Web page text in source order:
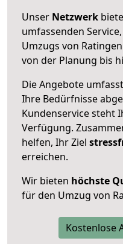
Unser Netzwerk
umfassenden
Umzugs von
von der Planung bis
Die Angebote
Ihre Bedürfnisse
Kundenservice steht
Verfügung.
helfen, Ihr Ziel
erreichen.
Wir bieten höchste
für den Umzug von
Kostenlose